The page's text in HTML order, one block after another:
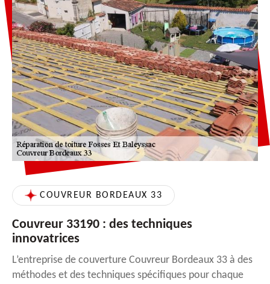
COUVREUR BORDEAUX 33
Couvreur 33190 : des techniques
innovatrices
L’entreprise de couverture Couvreur Bordeaux 33 à des
méthodes et des techniques spécifiques pour chaque